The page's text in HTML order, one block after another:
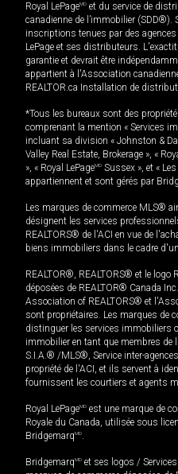
Royal LePageMD et du service de
canadienne de l’immobilier (SDD®).
inscriptions tenues par des
LePage et ses distributeurs.
garantie et devrait être
appartient à l'Association
REALTOR.ca Installation de
*Tous les bureaux sont des
comprenant la mention « Services
incluant sa division « Johnston &
Valley Real Estate, Brokerage », «
», « Royal LePageMD Sussex », et «
appartiennent et sont gérés par
Les marques de commerce MLS®
désignent les services
REALTORS® de l'ACI en vue de
biens immobiliers dans le cadre
REALTOR®, REALTORS® et le
déposées de REALTOR® Canada
Association of REALTORS® et
sont propriétaires. Les marques de
distinguer les services immobiliers
immobilier en tant que membres de
S.I.A.® /MLS®, Service inter-
propriété de l'ACI, et ils servent à
fournissent les courtiers et agents
Royal LePageMD est une marque de
Royale du Canada, utilisée sous
BridgemarqMD.
BridgemarqMD et ses logos /